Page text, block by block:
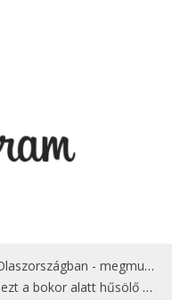
- megmutatjuk a 15 legjobbat
alatt hűsölő cicát Kisorosziban